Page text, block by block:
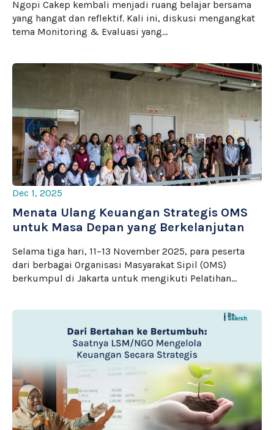
Ngopi Cakep kembali menjadi ruang belajar bersama
yang hangat dan reflektif. Kali ini, diskusi mengangkat
tema Monitoring & Evaluasi yang…
Dec 1, 2025
Menata Ulang Keuangan Strategis OMS
untuk Masa Depan yang Berkelanjutan
Selama tiga hari, 11–13 November 2025, para peserta
dari berbagai Organisasi Masyarakat Sipil (OMS)
berkumpul di Jakarta untuk mengikuti Pelatihan…